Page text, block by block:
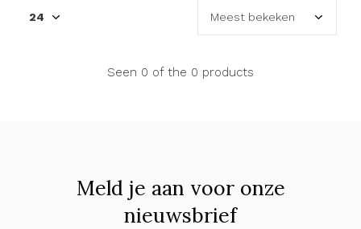
Seen 0 of the 0 products
Meld je aan voor onze
nieuwsbrief